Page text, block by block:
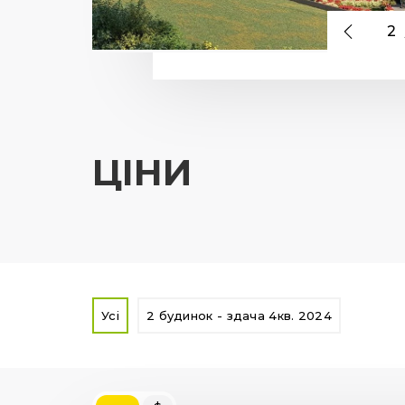
2
ЦІНИ
Усі 2 будинок - здача 4кв. 2024